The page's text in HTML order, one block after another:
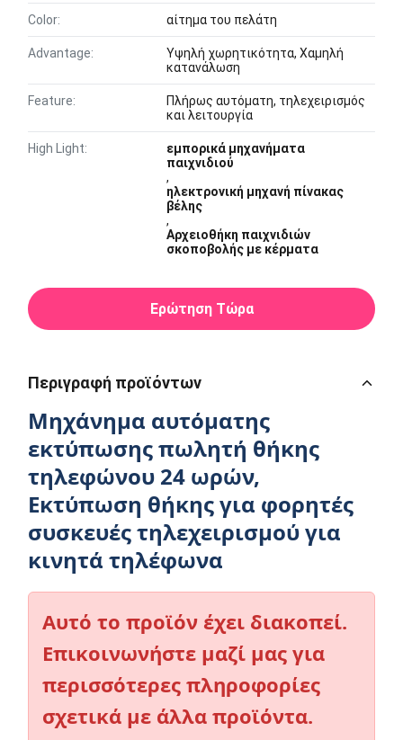
Color: αίτημα του πελάτη
Advantage:
Υψηλή χωρητικότητα, Χαμηλή
κατανάλωση
Feature:
Πλήρως αυτόματη, τηλεχειρισμός
και λειτουργία
High Light:
εμπορικά μηχανήματα
παιχνιδιού
,
ηλεκτρονική μηχανή πίνακας
βέλης
,
Αρχειοθήκη παιχνιδιών
σκοποβολής με κέρματα
Ερώτηση Τώρα
Περιγραφή προϊόντων
Μηχάνημα αυτόματης
εκτύπωσης πωλητή θήκης
τηλεφώνου 24 ωρών,
Εκτύπωση θήκης για φορητές
συσκευές τηλεχειρισμού για
κινητά τηλέφωνα
Αυτό το προϊόν έχει διακοπεί.
Επικοινωνήστε μαζί μας για
περισσότερες πληροφορίες
σχετικά με άλλα προϊόντα.